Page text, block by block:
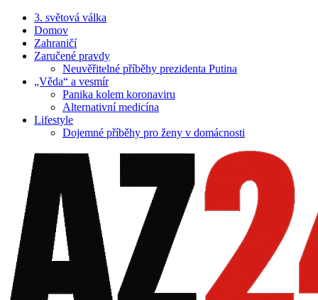
3. světová válka
Domov
Zahraničí
Zaručené pravdy
Neuvěřitelné příběhy prezidenta Putina
„Věda“ a vesmír
Panika kolem koronaviru
Alternativní medicína
Lifestyle
Dojemné příběhy pro ženy v domácnosti